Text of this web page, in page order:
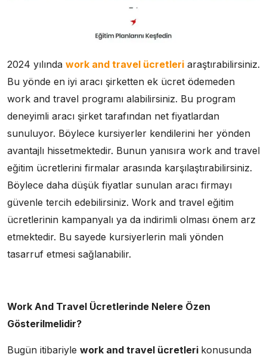
2024 yılında work and travel ücretleri araştırabilirsiniz.
Bu yönde en iyi aracı şirketten ek ücret ödemeden
work and travel programı alabilirsiniz. Bu program
deneyimli aracı şirket tarafından net fiyatlardan
sunuluyor. Böylece kursiyerler kendilerini her yönden
avantajlı hissetmektedir. Bunun yanısıra work and travel
eğitim ücretlerini firmalar arasında karşılaştırabilirsiniz.
Böylece daha düşük fiyatlar sunulan aracı firmayı
güvenle tercih edebilirsiniz. Work and travel eğitim
ücretlerinin kampanyalı ya da indirimli olması önem arz
etmektedir. Bu sayede kursiyerlerin mali yönden
tasarruf etmesi sağlanabilir.
Work And Travel Ücretlerinde Nelere Özen
Gösterilmelidir?
Bugün itibariyle work and travel ücretleri konusunda